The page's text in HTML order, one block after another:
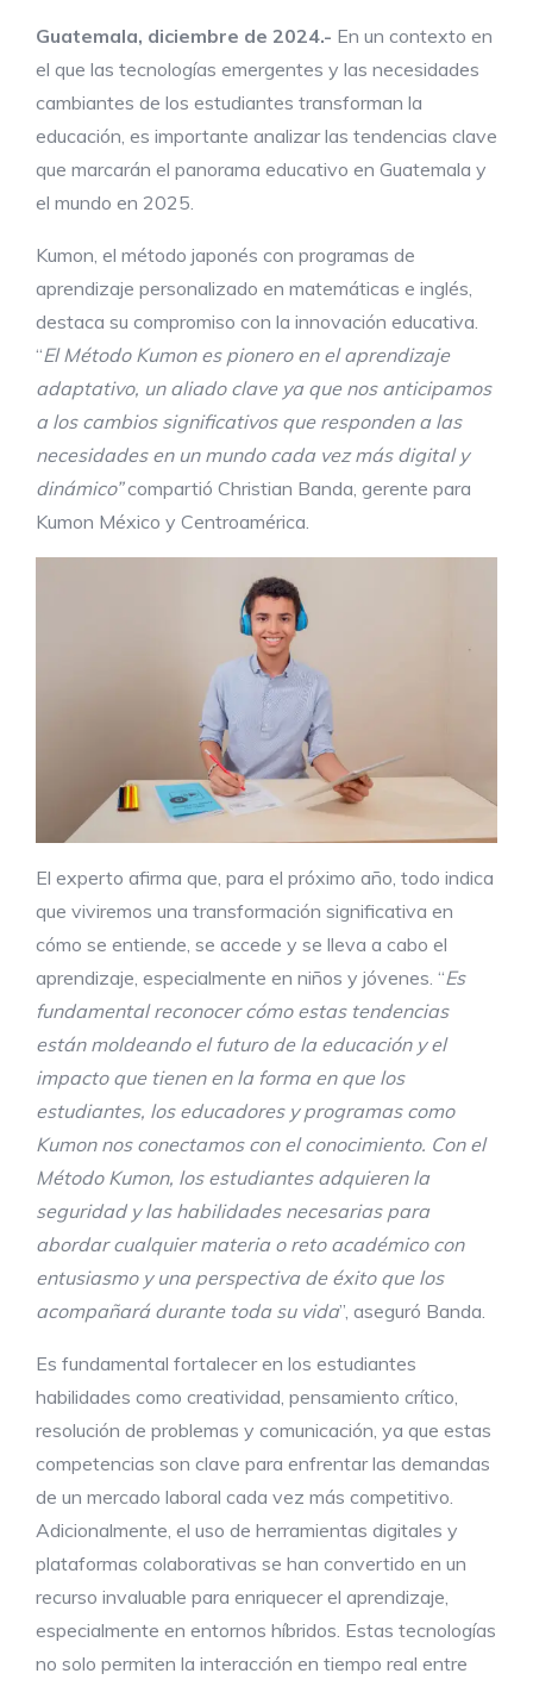
Guatemala, diciembre de 2024.- En un contexto en
el que las tecnologías emergentes y las necesidades
cambiantes de los estudiantes transforman la
educación, es importante analizar las tendencias clave
que marcarán el panorama educativo en Guatemala y
el mundo en 2025.
Kumon, el método japonés con programas de
aprendizaje personalizado en matemáticas e inglés,
destaca su compromiso con la innovación educativa.
“El Método Kumon es pionero en el aprendizaje
adaptativo, un aliado clave ya que nos anticipamos
a los cambios significativos que responden a las
necesidades en un mundo cada vez más digital y
dinámico”compartió Christian Banda, gerente para
Kumon México y Centroamérica.
El experto afirma que, para el próximo año, todo indica
que viviremos una transformación significativa en
cómo se entiende, se accede y se lleva a cabo el
aprendizaje, especialmente en niños y jóvenes. “Es
fundamental reconocer cómo estas tendencias
están moldeando el futuro de la educación y el
impacto que tienen en la forma en que los
estudiantes, los educadores y programas como
Kumon nos conectamos con el conocimiento. Con el
Método Kumon, los estudiantes adquieren la
seguridad y las habilidades necesarias para
abordar cualquier materia o reto académico con
entusiasmo y una perspectiva de éxito que los
acompañará durante toda su vida”, aseguró Banda.
Es fundamental fortalecer en los estudiantes
habilidades como creatividad, pensamiento crítico,
resolución de problemas y comunicación, ya que estas
competencias son clave para enfrentar las demandas
de un mercado laboral cada vez más competitivo.
Adicionalmente, el uso de herramientas digitales y
plataformas colaborativas se han convertido en un
recurso invaluable para enriquecer el aprendizaje,
especialmente en entornos híbridos. Estas tecnologías
no solo permiten la interacción en tiempo real entre